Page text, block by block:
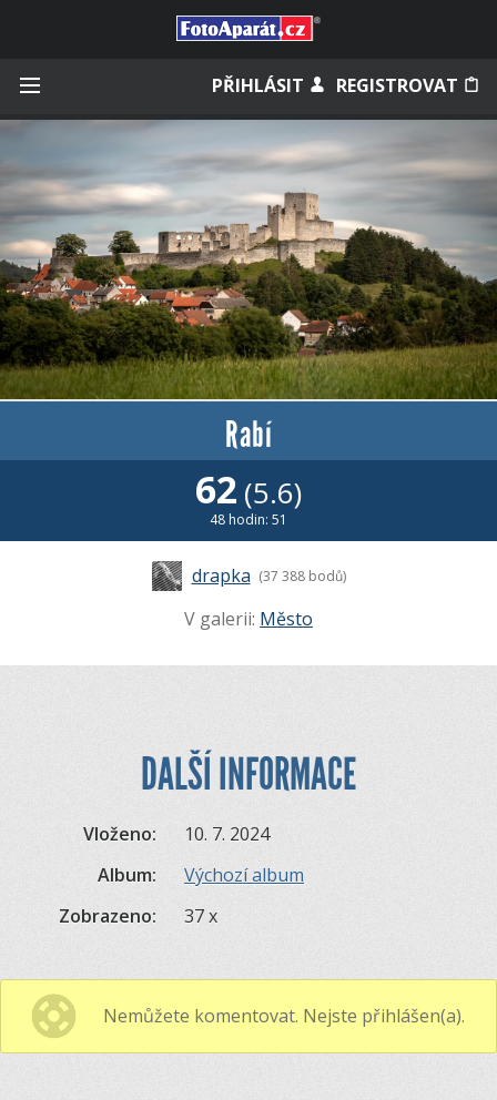
PŘIHLÁSIT REGISTROVAT
Zapamatovat
Zapomněli jste heslo?
Měli jste účet na starém webu?
Rabí
62 (5.6)
48 hodin: 51
drapka (37 388 bodů)
V galerii: Město
DALŠÍ INFORMACE
Vloženo:
10. 7. 2024
Album:
Výchozí album
Zobrazeno:
37 x
Nemůžete komentovat. Nejste přihlášen(a).